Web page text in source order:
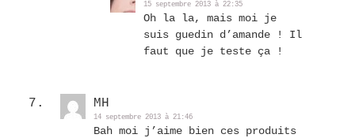
15 septembre 2013 à 22:35
Oh la la, mais moi je
suis guedin d’amande ! Il
faut que je teste ça !
MH
14 septembre 2013 à 21:46
Bah moi j’aime bien ces produits